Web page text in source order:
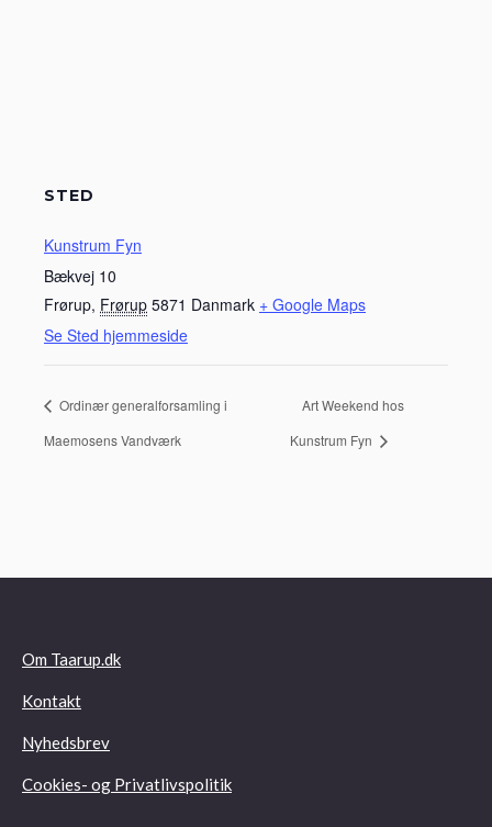
STED
Kunstrum Fyn
Bækvej 10
Frørup, Frørup 5871 Danmark + Google Maps
Se Sted hjemmeside
Ordinær generalforsamling i
Maemosens Vandværk
Art Weekend hos
Kunstrum Fyn
Om Taarup.dk
Kontakt
Nyhedsbrev
Cookies- og Privatlivspolitik